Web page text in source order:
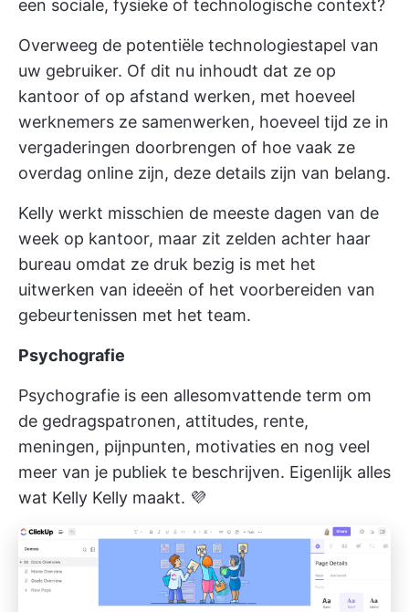
een sociale, fysieke of technologische context?
Overweeg de potentiële technologiestapel van
uw gebruiker. Of dit nu inhoudt dat ze op
kantoor of op afstand werken, met hoeveel
werknemers ze samenwerken, hoeveel tijd ze in
vergaderingen doorbrengen of hoe vaak ze
overdag online zijn, deze details zijn van belang.
Kelly werkt misschien de meeste dagen van de
week op kantoor, maar zit zelden achter haar
bureau omdat ze druk bezig is met het
uitwerken van ideeën of het voorbereiden van
gebeurtenissen met het team.
Psychografie
Psychografie is een allesomvattende term om
de gedragspatronen, attitudes, rente,
meningen, pijnpunten, motivaties en nog veel
meer van je publiek te beschrijven. Eigenlijk alles
wat Kelly Kelly maakt. 💜